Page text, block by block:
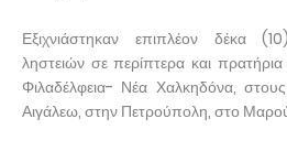
Εξιχνιάστηκαν επιπλέον δέκα
ληστειών σε περίπτερα και
Φιλαδέλφεια- Νέα Χαλκηδόνα,
Αιγάλεω, στην Πετρούπολη, στο